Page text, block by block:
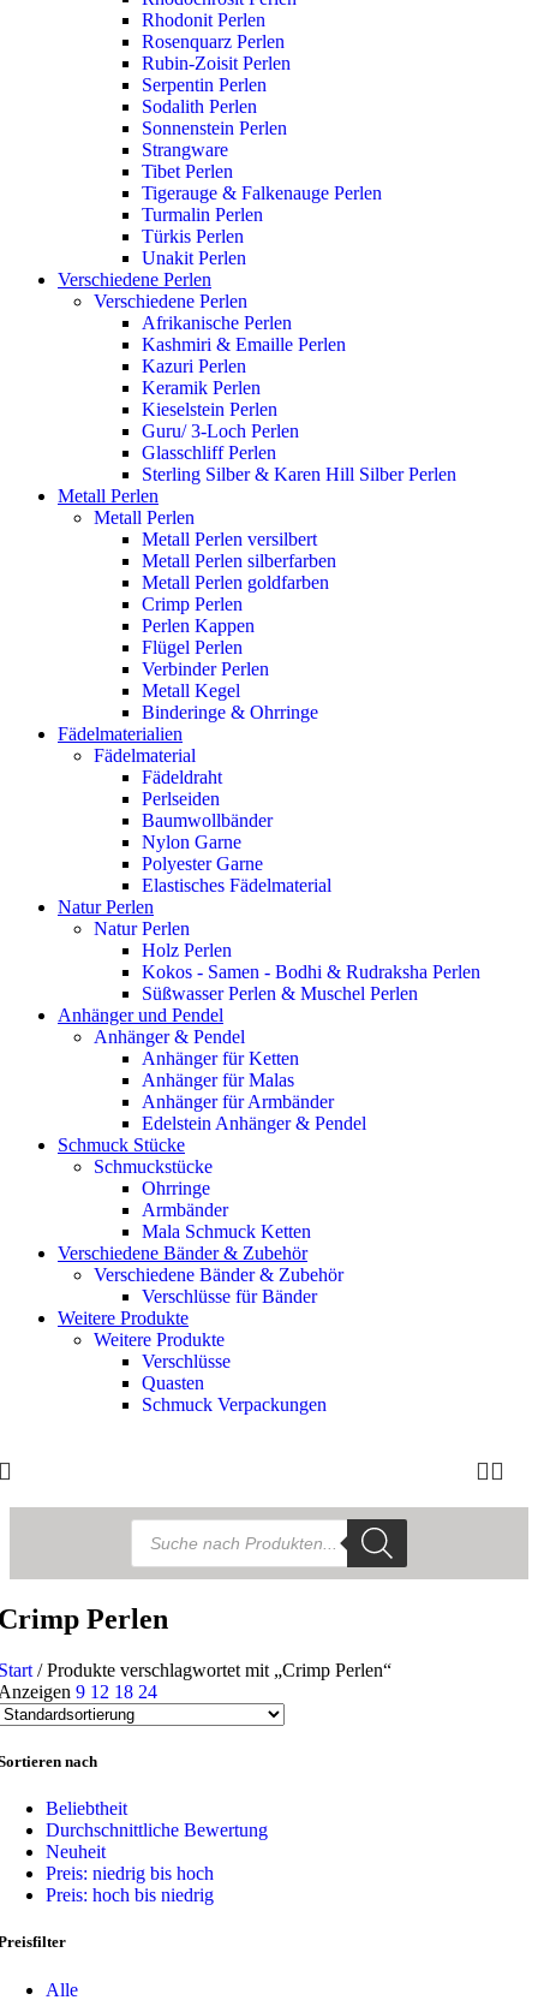
Rhodonit Perlen
Rosenquarz Perlen
Rubin-Zoisit Perlen
Serpentin Perlen
Sodalith Perlen
Sonnenstein Perlen
Strangware
Tibet Perlen
Tigerauge & Falkenauge Perlen
Turmalin Perlen
Türkis Perlen
Unakit Perlen
Verschiedene Perlen
Verschiedene Perlen
Afrikanische Perlen
Kashmiri & Emaille Perlen
Kazuri Perlen
Keramik Perlen
Kieselstein Perlen
Guru/ 3-Loch Perlen
Glasschliff Perlen
Sterling Silber & Karen Hill Silber Perlen
Metall Perlen
Metall Perlen
Metall Perlen versilbert
Metall Perlen silberfarben
Metall Perlen goldfarben
Crimp Perlen
Perlen Kappen
Flügel Perlen
Verbinder Perlen
Metall Kegel
Binderinge & Ohrringe
Fädelmaterialien
Fädelmaterial
Fädeldraht
Perlseiden
Baumwollbänder
Nylon Garne
Polyester Garne
Elastisches Fädelmaterial
Natur Perlen
Natur Perlen
Holz Perlen
Kokos - Samen - Bodhi & Rudraksha Perlen
Süßwasser Perlen & Muschel Perlen
Anhänger und Pendel
Anhänger & Pendel
Anhänger für Ketten
Anhänger für Malas
Anhänger für Armbänder
Edelstein Anhänger & Pendel
Schmuck Stücke
Schmuckstücke
Ohrringe
Armbänder
Mala Schmuck Ketten
Verschiedene Bänder & Zubehör
Verschiedene Bänder & Zubehör
Verschlüsse für Bänder
Weitere Produkte
Weitere Produkte
Verschlüsse
Quasten
Schmuck Verpackungen
Products
search
Perlen
/ Produkte verschlagwortet mit „Crimp Perlen“
9 12 18 24
nach
Beliebtheit
Durchschnittliche Bewertung
Neuheit
Preis: niedrig bis hoch
Preis: hoch bis niedrig
Alle